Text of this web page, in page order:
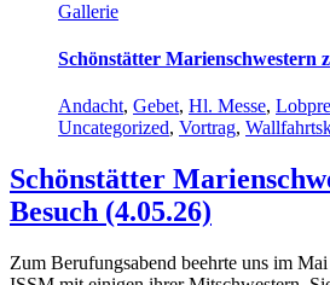
Gallerie
Schönstätter Marienschwestern
Andacht, Gebet, Hl. Messe,
Uncategorized, Vortrag,
Schönstätter
Besuch (4.05.26)
Zum Berufungsabend beehrte uns im